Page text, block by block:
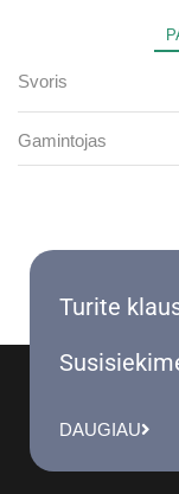
Svoris
Gamintojas
Turite
DAUGIAU